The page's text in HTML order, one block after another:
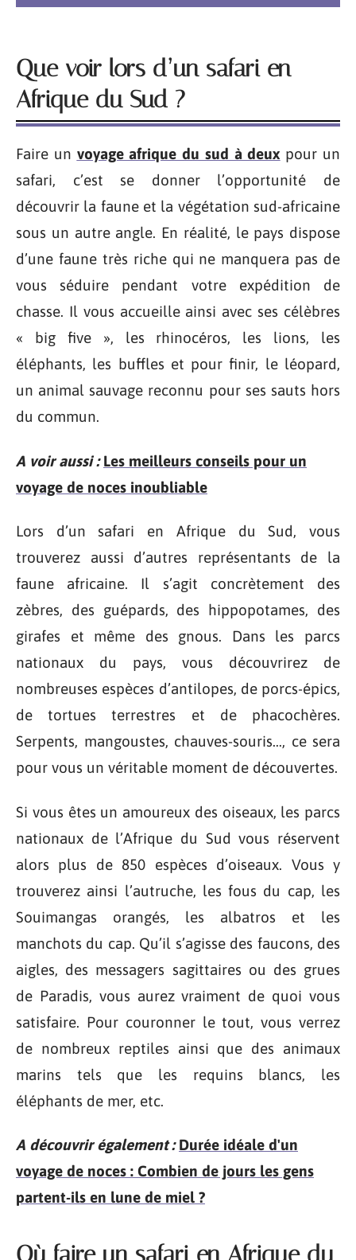
Que voir lors d’un safari en
Afrique du Sud ?
Faire un voyage afrique du sud à deux pour un
safari, c’est se donner l’opportunité de
découvrir la faune et la végétation sud-africaine
sous un autre angle. En réalité, le pays dispose
d’une faune très riche qui ne manquera pas de
vous séduire pendant votre expédition de
chasse. Il vous accueille ainsi avec ses célèbres
« big five », les rhinocéros, les lions, les
éléphants, les buffles et pour finir, le léopard,
un animal sauvage reconnu pour ses sauts hors
du commun.
A voir aussi : Les meilleurs conseils pour un
voyage de noces inoubliable
Lors d’un safari en Afrique du Sud, vous
trouverez aussi d’autres représentants de la
faune africaine. Il s’agit concrètement des
zèbres, des guépards, des hippopotames, des
girafes et même des gnous. Dans les parcs
nationaux du pays, vous découvrirez de
nombreuses espèces d’antilopes, de porcs-épics,
de tortues terrestres et de phacochères.
Serpents, mangoustes, chauves-souris…, ce sera
pour vous un véritable moment de découvertes.
Si vous êtes un amoureux des oiseaux, les parcs
nationaux de l’Afrique du Sud vous réservent
alors plus de 850 espèces d’oiseaux. Vous y
trouverez ainsi l’autruche, les fous du cap, les
Souimangas orangés, les albatros et les
manchots du cap. Qu’il s’agisse des faucons, des
aigles, des messagers sagittaires ou des grues
de Paradis, vous aurez vraiment de quoi vous
satisfaire. Pour couronner le tout, vous verrez
de nombreux reptiles ainsi que des animaux
marins tels que les requins blancs, les
éléphants de mer, etc.
A découvrir également : Durée idéale d'un
voyage de noces : Combien de jours les gens
partent-ils en lune de miel ?